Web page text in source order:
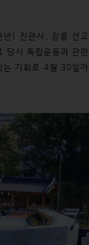
년! 진관사, 강릉 선교
당시 독립운동과 관련
는 기회로 4월 30일까